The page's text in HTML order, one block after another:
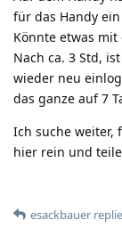
für das Handy
Könnte etwas
Nach ca. 3 Std,
wieder neu
das ganze auf 7
Ich suche weiter,
hier rein und
esackbauer